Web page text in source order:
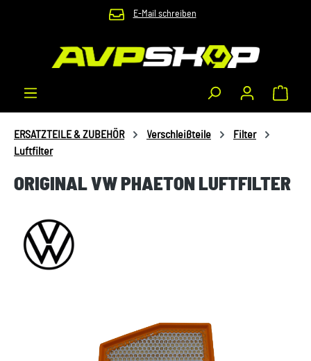
Zum Hauptinhalt springen E-Mail schreiben
ERSATZTEILE & ZUBEHÖR Verschleißteile
Filter
Luftfilter
ORIGINAL VW PHAETON LUFTFILTER